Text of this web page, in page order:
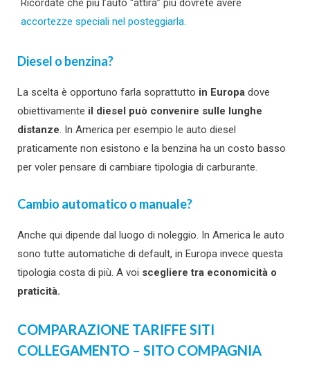
accortezze speciali nel posteggiarla.
Diesel o benzina?
La scelta è opportuno farla soprattutto in Europa dove
obiettivamente il diesel può convenire sulle lunghe
distanze . In America per esempio le auto diesel
praticamente non esistono e la benzina ha un costo basso
per voler pensare di cambiare tipologia di carburante.
Cambio automatico o manuale?
Anche qui dipende dal luogo di noleggio. In America le auto
sono tutte automatiche di default, in Europa invece questa
tipologia costa di più. A voi scegliere tra economicità o
praticità.
COMPARAZIONE TARIFFE SITI
COLLEGAMENTO – SITO COMPAGNIA